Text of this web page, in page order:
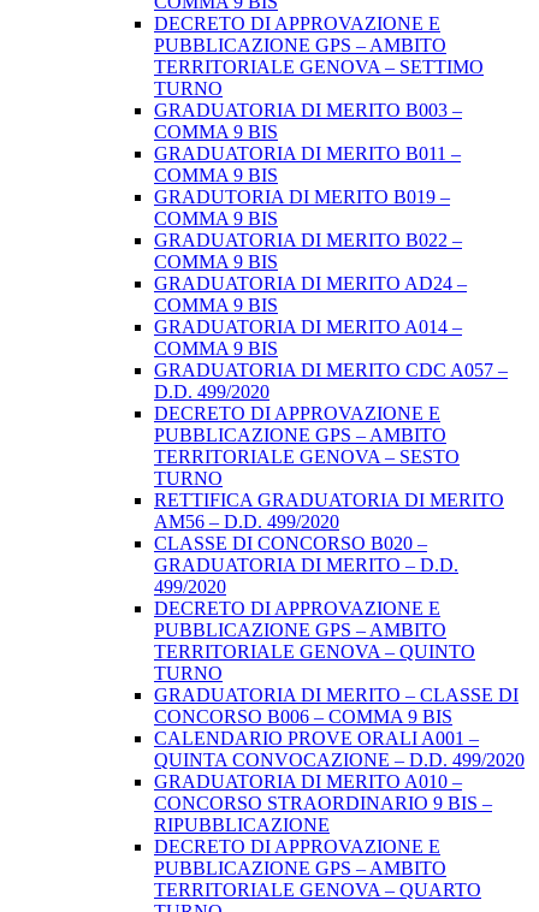
DECRETO DI APPROVAZIONE E
PUBBLICAZIONE GPS – AMBITO
TERRITORIALE GENOVA – SETTIMO
TURNO
GRADUATORIA DI MERITO B003 –
COMMA 9 BIS
GRADUATORIA DI MERITO B011 –
COMMA 9 BIS
GRADUTORIA DI MERITO B019 –
COMMA 9 BIS
GRADUATORIA DI MERITO B022 –
COMMA 9 BIS
GRADUATORIA DI MERITO AD24 –
COMMA 9 BIS
GRADUATORIA DI MERITO A014 –
COMMA 9 BIS
GRADUATORIA DI MERITO CDC A057 –
D.D. 499/2020
DECRETO DI APPROVAZIONE E
PUBBLICAZIONE GPS – AMBITO
TERRITORIALE GENOVA – SESTO
TURNO
RETTIFICA GRADUATORIA DI MERITO
AM56 – D.D. 499/2020
CLASSE DI CONCORSO B020 –
GRADUATORIA DI MERITO – D.D.
499/2020
DECRETO DI APPROVAZIONE E
PUBBLICAZIONE GPS – AMBITO
TERRITORIALE GENOVA – QUINTO
TURNO
GRADUATORIA DI MERITO – CLASSE DI
CONCORSO B006 – COMMA 9 BIS
CALENDARIO PROVE ORALI A001 –
QUINTA CONVOCAZIONE – D.D. 499/2020
GRADUATORIA DI MERITO A010 –
CONCORSO STRAORDINARIO 9 BIS –
RIPUBBLICAZIONE
DECRETO DI APPROVAZIONE E
PUBBLICAZIONE GPS – AMBITO
TERRITORIALE GENOVA – QUARTO